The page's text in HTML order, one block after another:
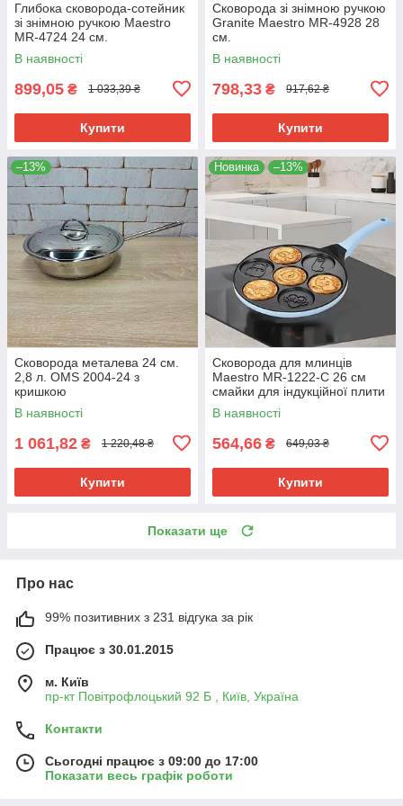
Глибока сковорода-сотейник
зі знімною ручкою Maestro
MR-4724 24 см.
В наявності
899,05 ₴ 1 033,39 ₴
Купити
Сковорода зі знімною ручкою
Granite Maestro MR-4928 28
см.
В наявності
798,33 ₴ 917,62 ₴
Купити
–13%
Сковорода металева 24 см.
2,8 л. OMS 2004-24 з
кришкою
В наявності
1 061,82 ₴ 1 220,48 ₴
Купити
Новинка –13%
Сковорода для млинців
Maestro MR-1222-C 26 см
смайки для індукційної плити
В наявності
564,66 ₴ 649,03 ₴
Купити
Показати ще
Про нас
99% позитивних з 231 відгука за рік
Працює з 30.01.2015
м. Київ
пр-кт Повітрофлоцький 92 Б , Київ, Україна
Контакти
Сьогодні працює з 09:00 до 17:00
Показати весь графік роботи